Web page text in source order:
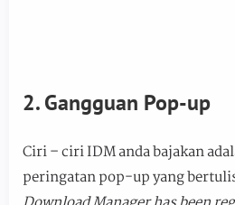
2. Gangguan Pop-up
Ciri – ciri IDM anda bajakan
peringatan pop-up yang